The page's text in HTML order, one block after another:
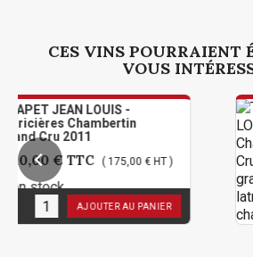
CES VINS POURRAIENT
VOUS
LOUIS -
( 175,00 € HT )
AU PANIER